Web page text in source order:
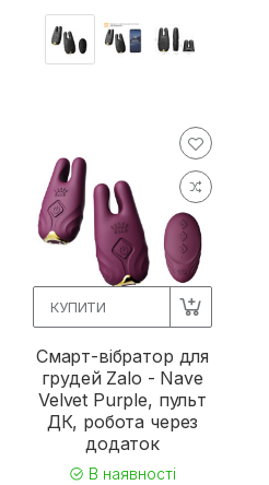
КУПИТИ
Смарт-вібратор для
грудей Zalo - Nave
Velvet Purple, пульт
ДК, робота через
додаток
В наявності